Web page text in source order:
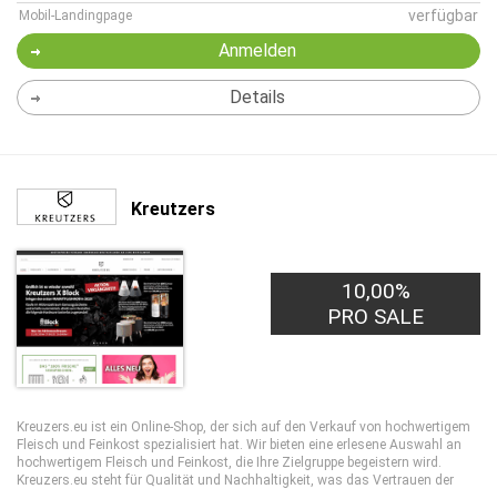
Mobil-Landingpage verfügbar
Anmelden
Details
Kreutzers
10,00%
PRO SALE
Kreuzers.eu ist ein Online-Shop, der sich auf den Verkauf von hochwertigem
Fleisch und Feinkost spezialisiert hat. Wir bieten eine erlesene Auswahl an
hochwertigem Fleisch und Feinkost, die Ihre Zielgruppe begeistern wird.
Kreuzers.eu steht für Qualität und Nachhaltigkeit, was das Vertrauen der